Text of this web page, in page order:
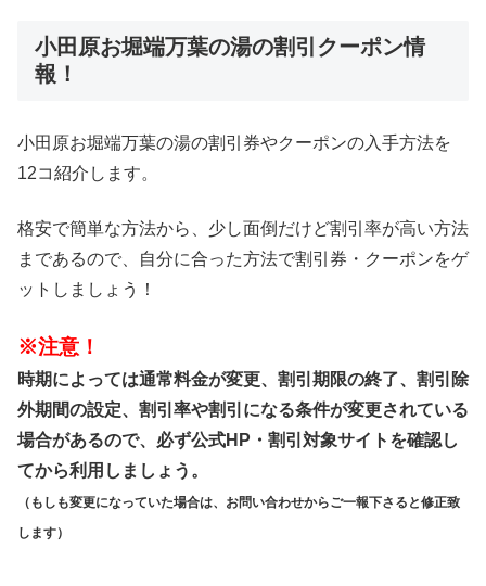
小田原お堀端万葉の湯の割引クーポン情
報！
小田原お堀端万葉の湯の割引券やクーポンの入手方法を
12コ紹介します。
格安で簡単な方法から、少し面倒だけど割引率が高い方法
まであるので、自分に合った方法で割引券・クーポンをゲ
ットしましょう！
※注意！
時期によっては通常料金が変更、割引期限の終了、割引除
外期間の設定、割引率や割引になる条件が変更されている
場合があるので、必ず公式HP・割引対象サイトを確認し
てから利用しましょう。
（もしも変更になっていた場合は、お問い合わせからご一報下さると修正致
します）